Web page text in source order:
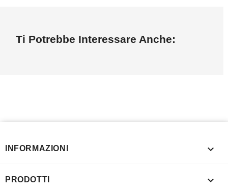
Ti Potrebbe Interessare Anche:
INFORMAZIONI 
PRODOTTI 